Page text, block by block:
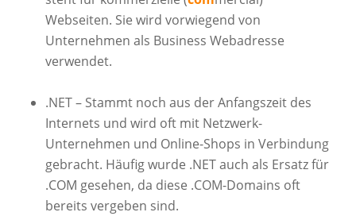
Webseiten. Sie wird vorwiegend von
Unternehmen als Business Webadresse
verwendet.
.NET – Stammt noch aus der Anfangszeit des
Internets und wird oft mit Netzwerk-
Unternehmen und Online-Shops in Verbindung
gebracht. Häufig wurde .NET auch als Ersatz für
.COM gesehen, da diese .COM-Domains oft
bereits vergeben sind.